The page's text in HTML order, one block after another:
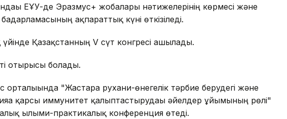
ЕҰУ-де Эразмус+ жобалары нәтижелерінің көрмесі және
ақпараттық күні өткізіледі.
Қазақстанның V сүт конгресі ашылады.
отырысы болады.
"Жастарға рухани-өнегелік тәрбие берудегі және
қарсы иммунитет қалыптастырудағы әйелдер ұйымының рөлі"
ғылыми-практикалық конференция өтеді.